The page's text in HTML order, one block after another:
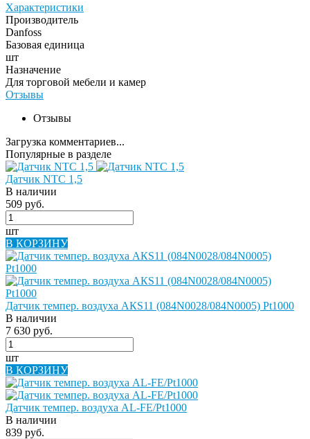
Характеристики
Производитель
Danfoss
Базовая единица
шт
Назначение
Для торговой мебели и камер
Отзывы
Отзывы
Загрузка комментариев...
Популярные в разделе
Датчик NTC 1,5
В наличии
509 руб.
шт
В КОРЗИНУ
Датчик темпер. воздуха AКS11 (084N0028/084N0005) Pt1000
В наличии
7 630 руб.
шт
В КОРЗИНУ
Датчик темпер. воздуха AL-FE/Pt1000
В наличии
839 руб.